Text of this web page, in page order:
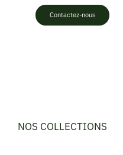
Contactez-nous
NOS COLLECTIONS